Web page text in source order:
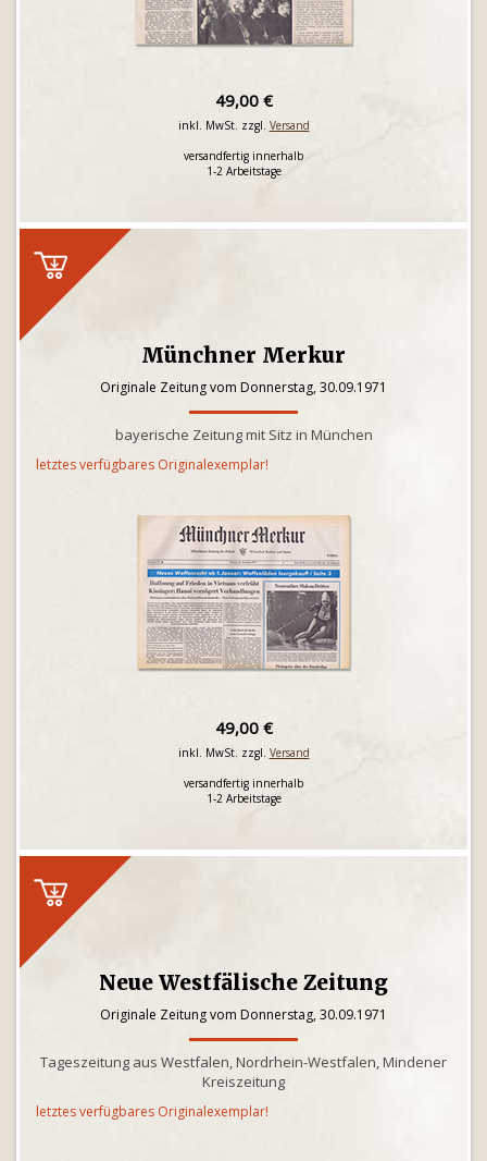
49,00 €
inkl. MwSt. zzgl. Versand
versandfertig innerhalb
1-2 Arbeitstage
Münchner Merkur
Originale Zeitung vom Donnerstag, 30.09.1971
bayerische Zeitung mit Sitz in München
letztes verfügbares Originalexemplar!
49,00 €
inkl. MwSt. zzgl. Versand
versandfertig innerhalb
1-2 Arbeitstage
Neue Westfälische Zeitung
Originale Zeitung vom Donnerstag, 30.09.1971
Tageszeitung aus Westfalen, Nordrhein-Westfalen, Mindener
Kreiszeitung
letztes verfügbares Originalexemplar!